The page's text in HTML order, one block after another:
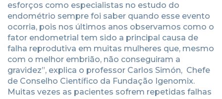
esforços como especialistas no estudo do
endométrio sempre foi saber quando esse evento
ocorria, pois nos últimos anos observamos como o
fator endometrial tem sido a principal causa de
falha reprodutiva em muitas mulheres que, mesmo
com o melhor embrião, não conseguiram a
gravidez”, explica o professor Carlos Simón, Chefe
de Conselho Científico da Fundação Igenomix.
Muitas vezes as pacientes sofrem repetidas falhas